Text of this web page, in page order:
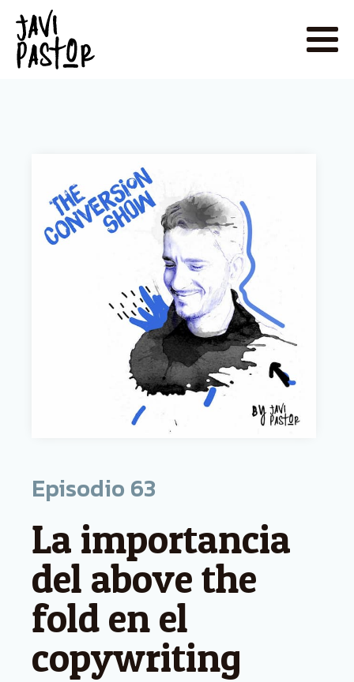
Episodio 63
La importancia
del above the
fold en el
copywriting